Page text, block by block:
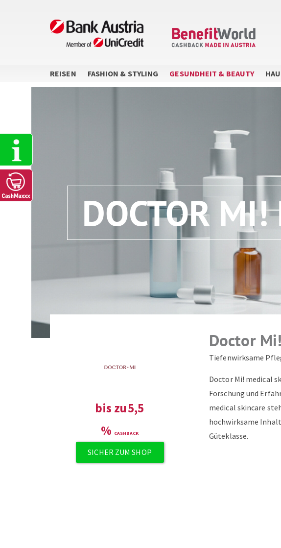
REISEN FASHION & STYLING GESUNDHEIT & BEAUTY
DOCTOR MI!
bis zu5,5
%
SICHER ZUM SHOP
Doctor
Tiefenwirksame
Doctor Mi! medical
Forschung und
medical skincare
hochwirksame
Güteklasse.
Sidebar
Menu
Sie